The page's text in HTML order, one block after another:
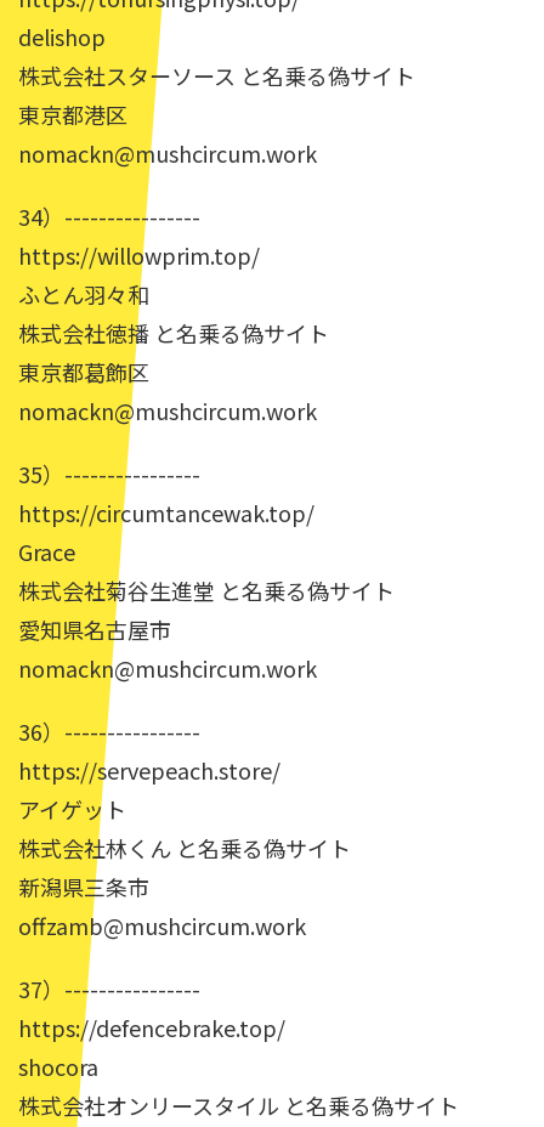
delishop
株式会社スターソース と名乗る偽サイト
東京都港区
nomackn@mushcircum.work
34）----------------
https://willowprim.top/
ふとん羽々和
株式会社徳播 と名乗る偽サイト
東京都葛飾区
nomackn@mushcircum.work
35）----------------
https://circumtancewak.top/
Grace
株式会社菊谷生進堂 と名乗る偽サイト
愛知県名古屋市
nomackn@mushcircum.work
36）----------------
https://servepeach.store/
アイゲット
株式会社林くん と名乗る偽サイト
新潟県三条市
offzamb@mushcircum.work
37）----------------
https://defencebrake.top/
shocora
株式会社オンリースタイル と名乗る偽サイト